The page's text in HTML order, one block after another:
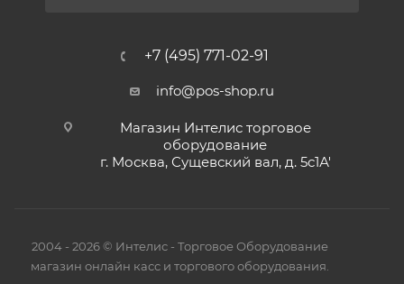
+7 (495) 771-02-91
info@pos-shop.ru
Магазин Интелис торговое
оборудование
г. Москва, Сущевский вал, д. 5с1А'
2004 - 2026 © Интелис - Торговое Оборудование
магазин онлайн касс и торгового оборудования.